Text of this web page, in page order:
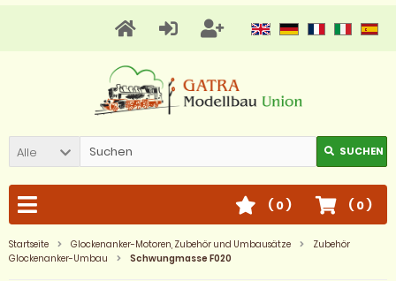
Alle SUCHEN
( 0)
( 0)
Startseite Glockenanker-Motoren, Zubehör und Umbausätze
Zubehör
Glockenanker-Umbau
Schwungmasse F020